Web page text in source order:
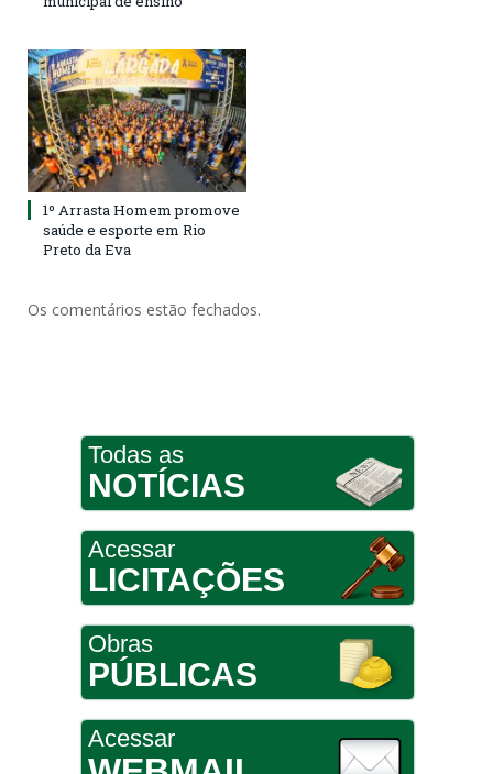
1º Arrasta Homem promove
saúde e esporte em Rio
Preto da Eva
Os comentários estão fechados.
Todas as
NOTÍCIAS
Acessar
LICITAÇÕES
Obras
PÚBLICAS
Acessar